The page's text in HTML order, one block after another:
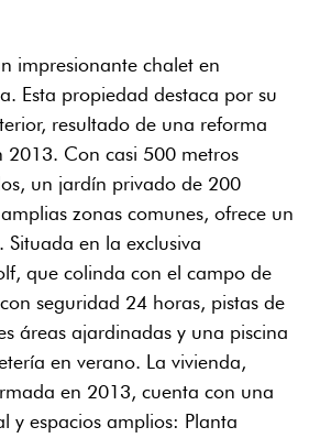
impresionante chalet en
Esta propiedad destaca por su
resultado de una reforma
2013. Con casi 500 metros
un jardín privado de 200
zonas comunes, ofrece un
en la exclusiva
que colinda con el campo de
seguridad 24 horas, pistas de
áreas ajardinadas y una piscina
en verano. La vivienda,
en 2013, cuenta con una
y espacios amplios: Planta